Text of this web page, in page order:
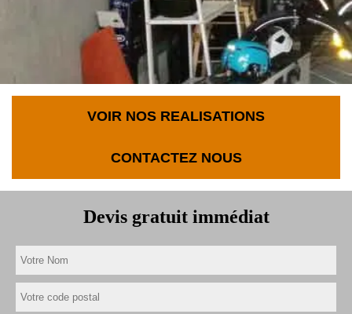
VOIR NOS REALISATIONS
CONTACTEZ NOUS
Devis gratuit immédiat